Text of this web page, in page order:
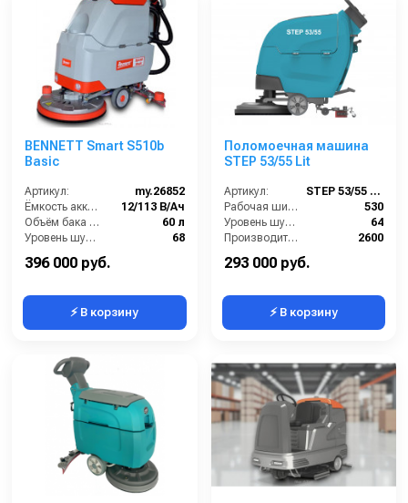
BENNETT Smart S510b
Basic
Артикул:
my.26852
Ёмкость аккумуляторов (Ач):
12/113 В/Ач
Объём бака для грязной воды (л):
60 л
Уровень шума (дБ):
68
396 000 руб.
⚡ В корзину
Поломоечная машина
STEP 53/55 Lit
Артикул:
STEP 53/55 Lit
Рабочая ширина (мм):
530
Уровень шума (дБ):
64
Производительность по площади (м2/ч):
2600
293 000 руб.
⚡ В корзину